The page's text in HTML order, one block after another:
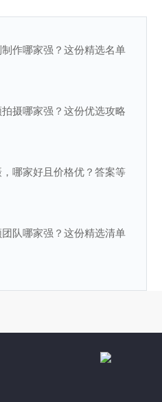
作哪家强？这份精选名单
摄哪家强？这份优选攻略
哪家好且价格优？答案等
队哪家强？这份精选清单